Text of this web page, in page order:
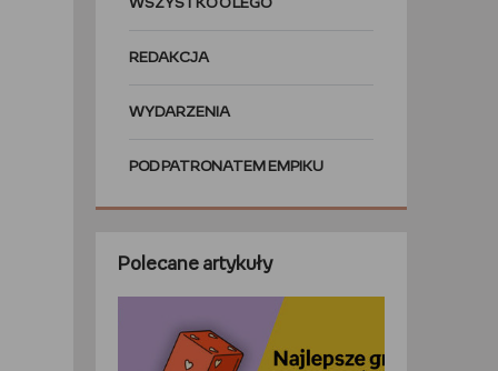
WSZYSTKO O LEGO
REDAKCJA
WYDARZENIA
POD PATRONATEM EMPIKU
Polecane artykuły